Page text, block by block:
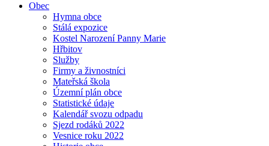
Obec
Hymna obce
Stálá expozice
Kostel Narození Panny Marie
Hřbitov
Služby
Firmy a živnostníci
Mateřská škola
Územní plán obce
Statistické údaje
Kalendář svozu odpadu
Sjezd rodáků 2022
Vesnice roku 2022